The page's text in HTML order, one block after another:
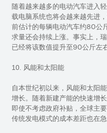
随着越来越多的电动汽车进入
载电脑系统也将会越来越先进
前估计的每辆电动汽车约80公
求量还会持续上涨。事实上，
已经将该数值提升至90公斤左
10. 风能和太阳能
自本世纪初以来，风能和太阳
增长。随着新建产能的快速增
即使不考虑政府补贴，全球主
传统发电模式的成本差距也在急